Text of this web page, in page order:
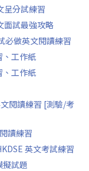
呈分試練習
面試最強攻略
必做英文閱讀練習
、工作紙
、工作紙
閱讀練習 [測驗/考
讀練習
英文考試練習
試題